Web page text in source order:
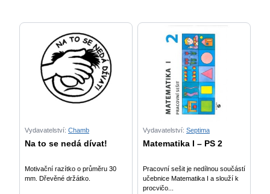
Vydavatelství: Chamb
Na to se nedá dívat!
Motivační razítko o průměru 30
mm. Dřevěné držátko.
Vydavatelství: Septima
Matematika I – PS 2
Pracovní sešit je nedílnou součástí
učebnice Matematika I a slouží k
procvičo...